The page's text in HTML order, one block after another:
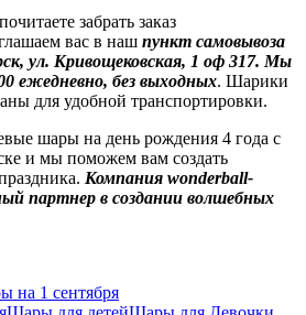
забрать заказ
вас в наш пункт самовывоза
ул. Кривощековская, 1 оф 317. Мы
ежедневно, без выходных. Шарики
для удобной транспортировки.
на день рождения 4 года с
и мы поможем вам создать
Компания wonderball-
партнер в создании волшебных
на 1 сентября